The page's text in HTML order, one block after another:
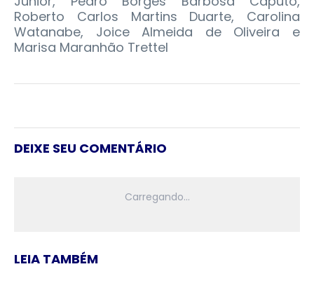
Roberto Carlos Martins Duarte, Carolina
Watanabe, Joice Almeida de Oliveira e
Marisa Maranhão Trettel
DEIXE SEU COMENTÁRIO
LEIA TAMBÉM